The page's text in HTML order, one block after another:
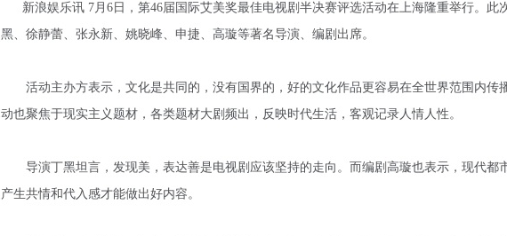
新浪娱乐讯 7月6日，第46届国际艾美奖最佳电视剧半决赛评选活动在上海隆重举行。此
黑、徐静蕾、张永新、姚晓峰、申捷、高璇等著名导演、编剧出席。
活动主办方表示，文化是共同的，没有国界的，好的文化作品更容易在全世界范围内传
动也聚焦于现实主义题材，各类题材大剧频出，反映时代生活，客观记录人情人性。
导演丁黑坦言，发现美，表达善是电视剧应该坚持的走向。而编剧高璇也表示，现代都
产生共情和代入感才能做出好内容。